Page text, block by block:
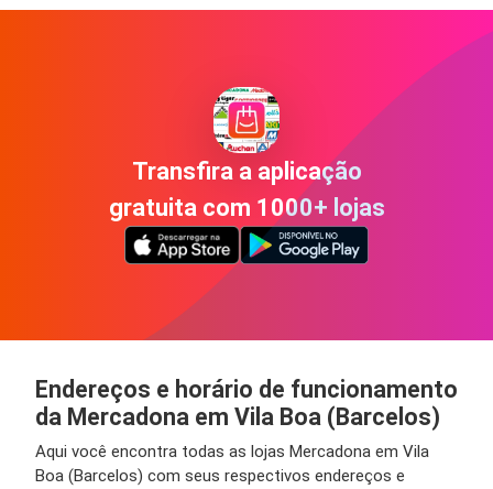
Transfira a aplicação
gratuita com 1000+ lojas
Endereços e horário de funcionamento
da Mercadona em Vila Boa (Barcelos)
Aqui você encontra todas as lojas Mercadona em Vila
Boa (Barcelos) com seus respectivos endereços e